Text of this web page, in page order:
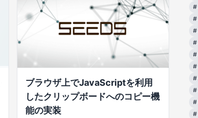
ブラウザ上でJavaScriptを利用
したクリップボードへのコピー機
能の実装
#
#
#
#
#
#
#
#
#
#